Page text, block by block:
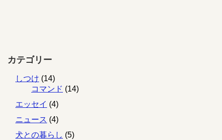
カテゴリー
しつけ (14)
コマンド (14)
エッセイ (4)
ニュース (4)
犬との暮らし (5)